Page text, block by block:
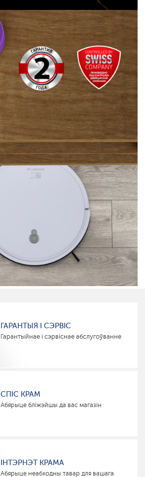
ГАРАНТЫЯ І СЭРВІС
Гарантыйнае і сэрвіснае абслугоўванне
СПІС КРАМ
Абярыце бліжэйшы да вас магазін
ІНТЭРНЭТ КРАМА
Абярыце неабходны тавар для вашага